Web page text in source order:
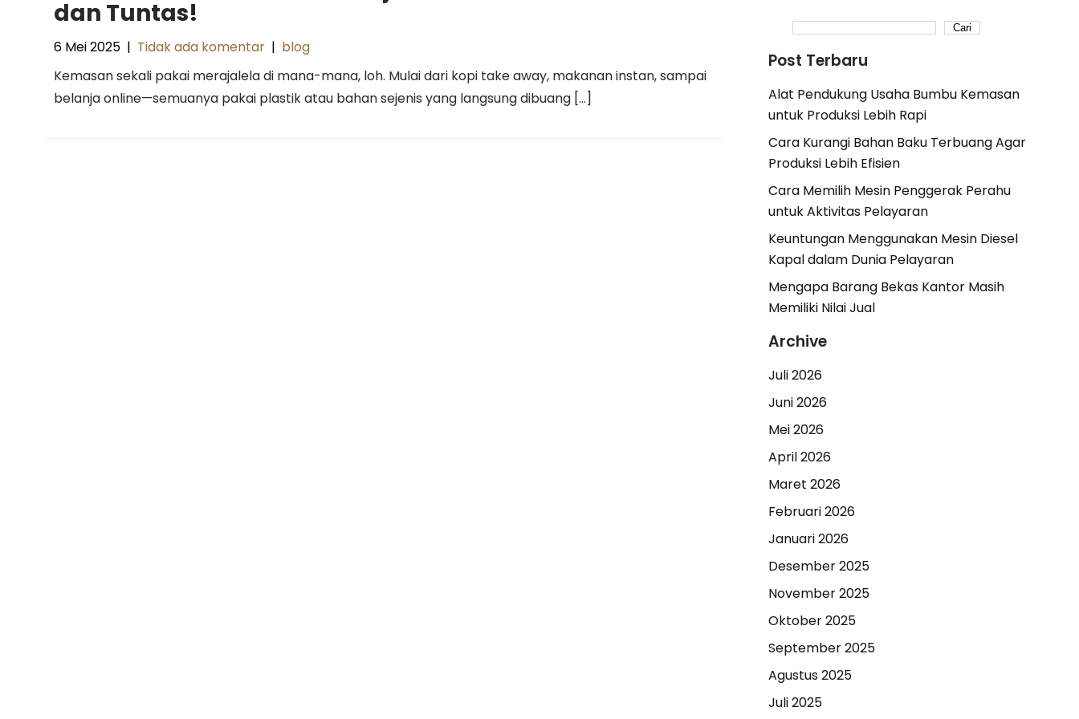
dan Tuntas!
6 Mei 2025 | Tidak ada komentar | blog
Kemasan sekali pakai merajalela di mana-mana, loh. Mulai dari kopi take away, makanan instan, sampai
belanja online—semuanya pakai plastik atau bahan sejenis yang langsung dibuang […]
Cari
Post Terbaru
Alat Pendukung Usaha Bumbu Kemasan
untuk Produksi Lebih Rapi
Cara Kurangi Bahan Baku Terbuang Agar
Produksi Lebih Efisien
Cara Memilih Mesin Penggerak Perahu
untuk Aktivitas Pelayaran
Keuntungan Menggunakan Mesin Diesel
Kapal dalam Dunia Pelayaran
Mengapa Barang Bekas Kantor Masih
Memiliki Nilai Jual
Archive
Juli 2026
Juni 2026
Mei 2026
April 2026
Maret 2026
Februari 2026
Januari 2026
Desember 2025
November 2025
Oktober 2025
September 2025
Agustus 2025
Juli 2025